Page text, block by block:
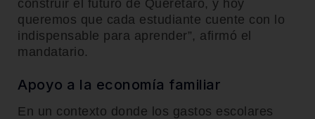
construir el futuro de Querétaro, y hoy
queremos que cada estudiante cuente con lo
indispensable para aprender”, afirmó el
mandatario.
Apoyo a la economía familiar
En un contexto donde los gastos escolares